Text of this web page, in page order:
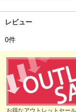
レビュー
0件
お得なアウトレットセー